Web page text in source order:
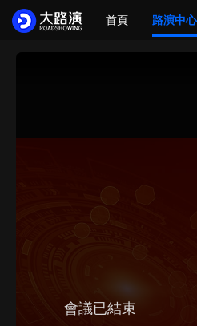
首頁 路演中心
會議已結束